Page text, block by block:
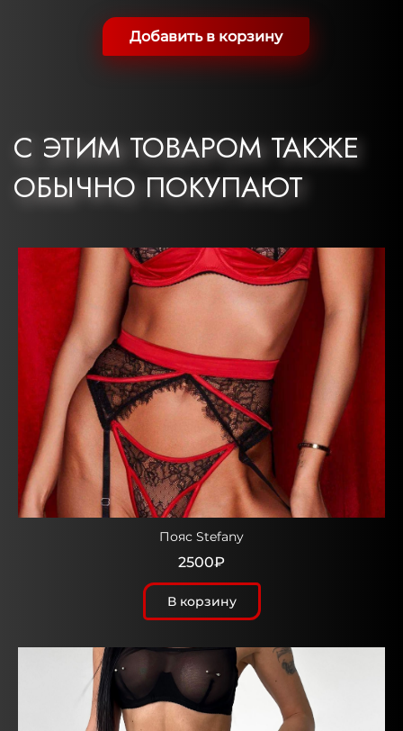
Добавить в корзину
С ЭТИМ ТОВАРОМ ТАКЖЕ
ОБЫЧНО ПОКУПАЮТ
Пояс Stefany
2500₽
В корзину